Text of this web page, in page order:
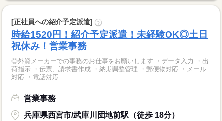
[正社員への紹介予定派遣] ?
時給1520円！紹介予定派遣！未経験OK◎土日
祝休み！営業事務
◎外資メーカーでの事務のお仕事をお願いします ・データ入力 ・出
荷指示 ・伝票、請求書作成 ・納期調整管理 ・郵便物対応 ・メール
対応 ・電話対応...
営業事務
兵庫県西宮市/武庫川団地前駅（徒歩 18分）